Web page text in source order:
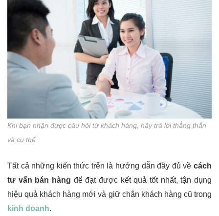
Khi bạn nhận được câu hỏi từ khách hàng, hãy trả lời thẳng thắn
và cụ thể
Tất cả những kiến ​​thức trên là hướng dẫn đầy đủ về cách
tư vấn bán hàng để đạt được kết quả tốt nhất, tận dụng
hiệu quả khách hàng mới và giữ chân khách hàng cũ trong
kinh doanh.